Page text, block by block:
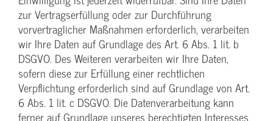
zur Vertragserfüllung oder zur Durchführung
vorvertraglicher Maßnahmen erforderlich, verarbeiten
wir Ihre Daten auf Grundlage des Art. 6 Abs. 1 lit. b
DSGVO. Des Weiteren verarbeiten wir Ihre Daten,
sofern diese zur Erfüllung einer rechtlichen
Verpflichtung erforderlich sind auf Grundlage von Art.
6 Abs. 1 lit. c DSGVO. Die Datenverarbeitung kann
ferner auf Grundlage unseres berechtigten Interesses